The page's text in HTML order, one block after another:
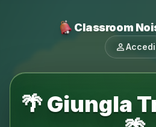
Classroom
personAccedi
🌴 Giungla